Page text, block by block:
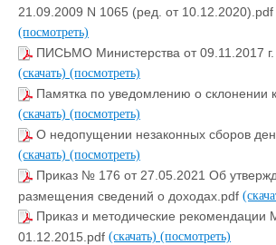
21.09.2009 N 1065 (ред. от 10.12.2020).pdf
(посмотреть)
ПИСЬМО Министерства от 09.11.2017
(скачать) (посмотреть)
Памятка по уведомлению о склонении
(скачать) (посмотреть)
О недопущении незаконных сборов
(скачать) (посмотреть)
Приказ № 176 от 27.05.2021 Об
размещения сведений о доходах.pdf
Приказ и методические
01.12.2015.pdf (скачать) (посмотреть)